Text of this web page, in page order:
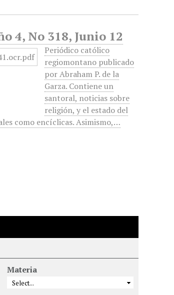
4, No 318, Junio 12
Periódico católico
regiomontano publicado
por Abraham P. de la
Garza. Contiene un
santoral, noticias sobre
religión, y el estado del
como encíclicas. Asimismo,…
Materia